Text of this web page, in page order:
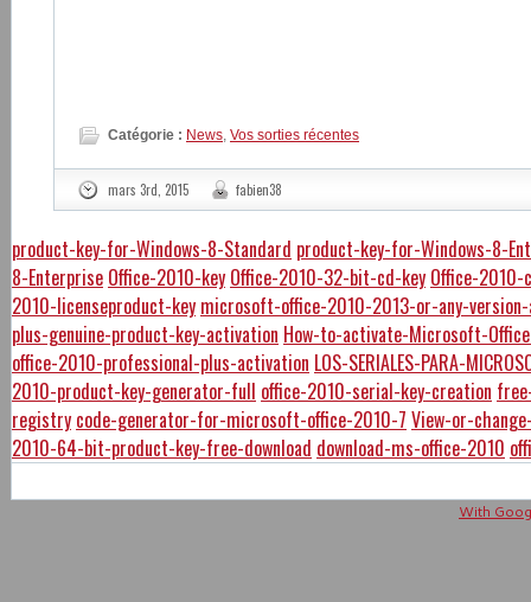
Catégorie : News, Vos sorties récentes
mars 3rd, 2015 fabien38
product-key-for-Windows-8-Standard product-key-for-Windows-8-
8-Enterprise Office-2010-key Office-2010-32-bit-cd-key Office-2010-
2010-licenseproduct-key microsoft-office-2010-2013-or-any-version-
plus-genuine-product-key-activation How-to-activate-Microsoft-
office-2010-professional-plus-activation LOS-SERIALES-PARA-
2010-product-key-generator-full office-2010-serial-key-creation
registry code-generator-for-microsoft-office-2010-7 View-or-
2010-64-bit-product-key-free-download download-ms-office-2010
With